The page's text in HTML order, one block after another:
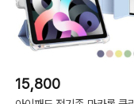
15,800